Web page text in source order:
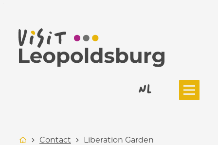
Toerisme Leopoldsburg
NL Menu
Startpagina
Contact Liberation Garden